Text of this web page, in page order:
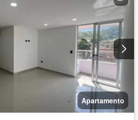
Apartamento